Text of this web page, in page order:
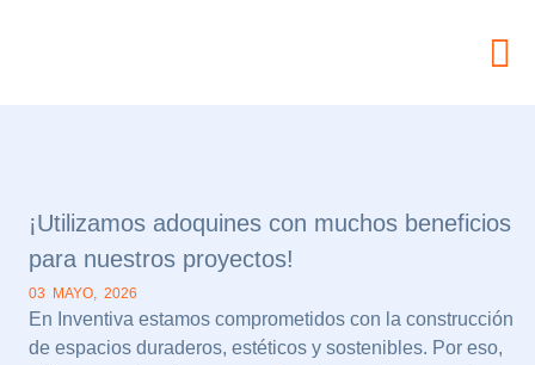
¡Utilizamos adoquines con muchos beneficios
para nuestros proyectos!
03 MAYO, 2026
En Inventiva estamos comprometidos con la construcción
de espacios duraderos, estéticos y sostenibles. Por eso,